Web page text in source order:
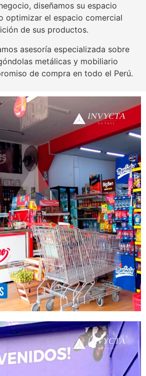
diseñamos su espacio
optimizar el espacio comercial
de sus productos.
asesoría especializada sobre
metálicas y mobiliario
de compra en todo el Perú.